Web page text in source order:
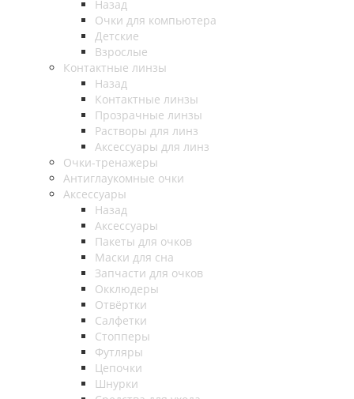
Назад
Очки для компьютера
Детские
Взрослые
Контактные линзы
Назад
Контактные линзы
Прозрачные линзы
Растворы для линз
Аксессуары для линз
Очки-тренажеры
Антиглаукомные очки
Аксессуары
Назад
Аксессуары
Пакеты для очков
Маски для сна
Запчасти для очков
Окклюдеры
Отвёртки
Салфетки
Стопперы
Футляры
Цепочки
Шнурки